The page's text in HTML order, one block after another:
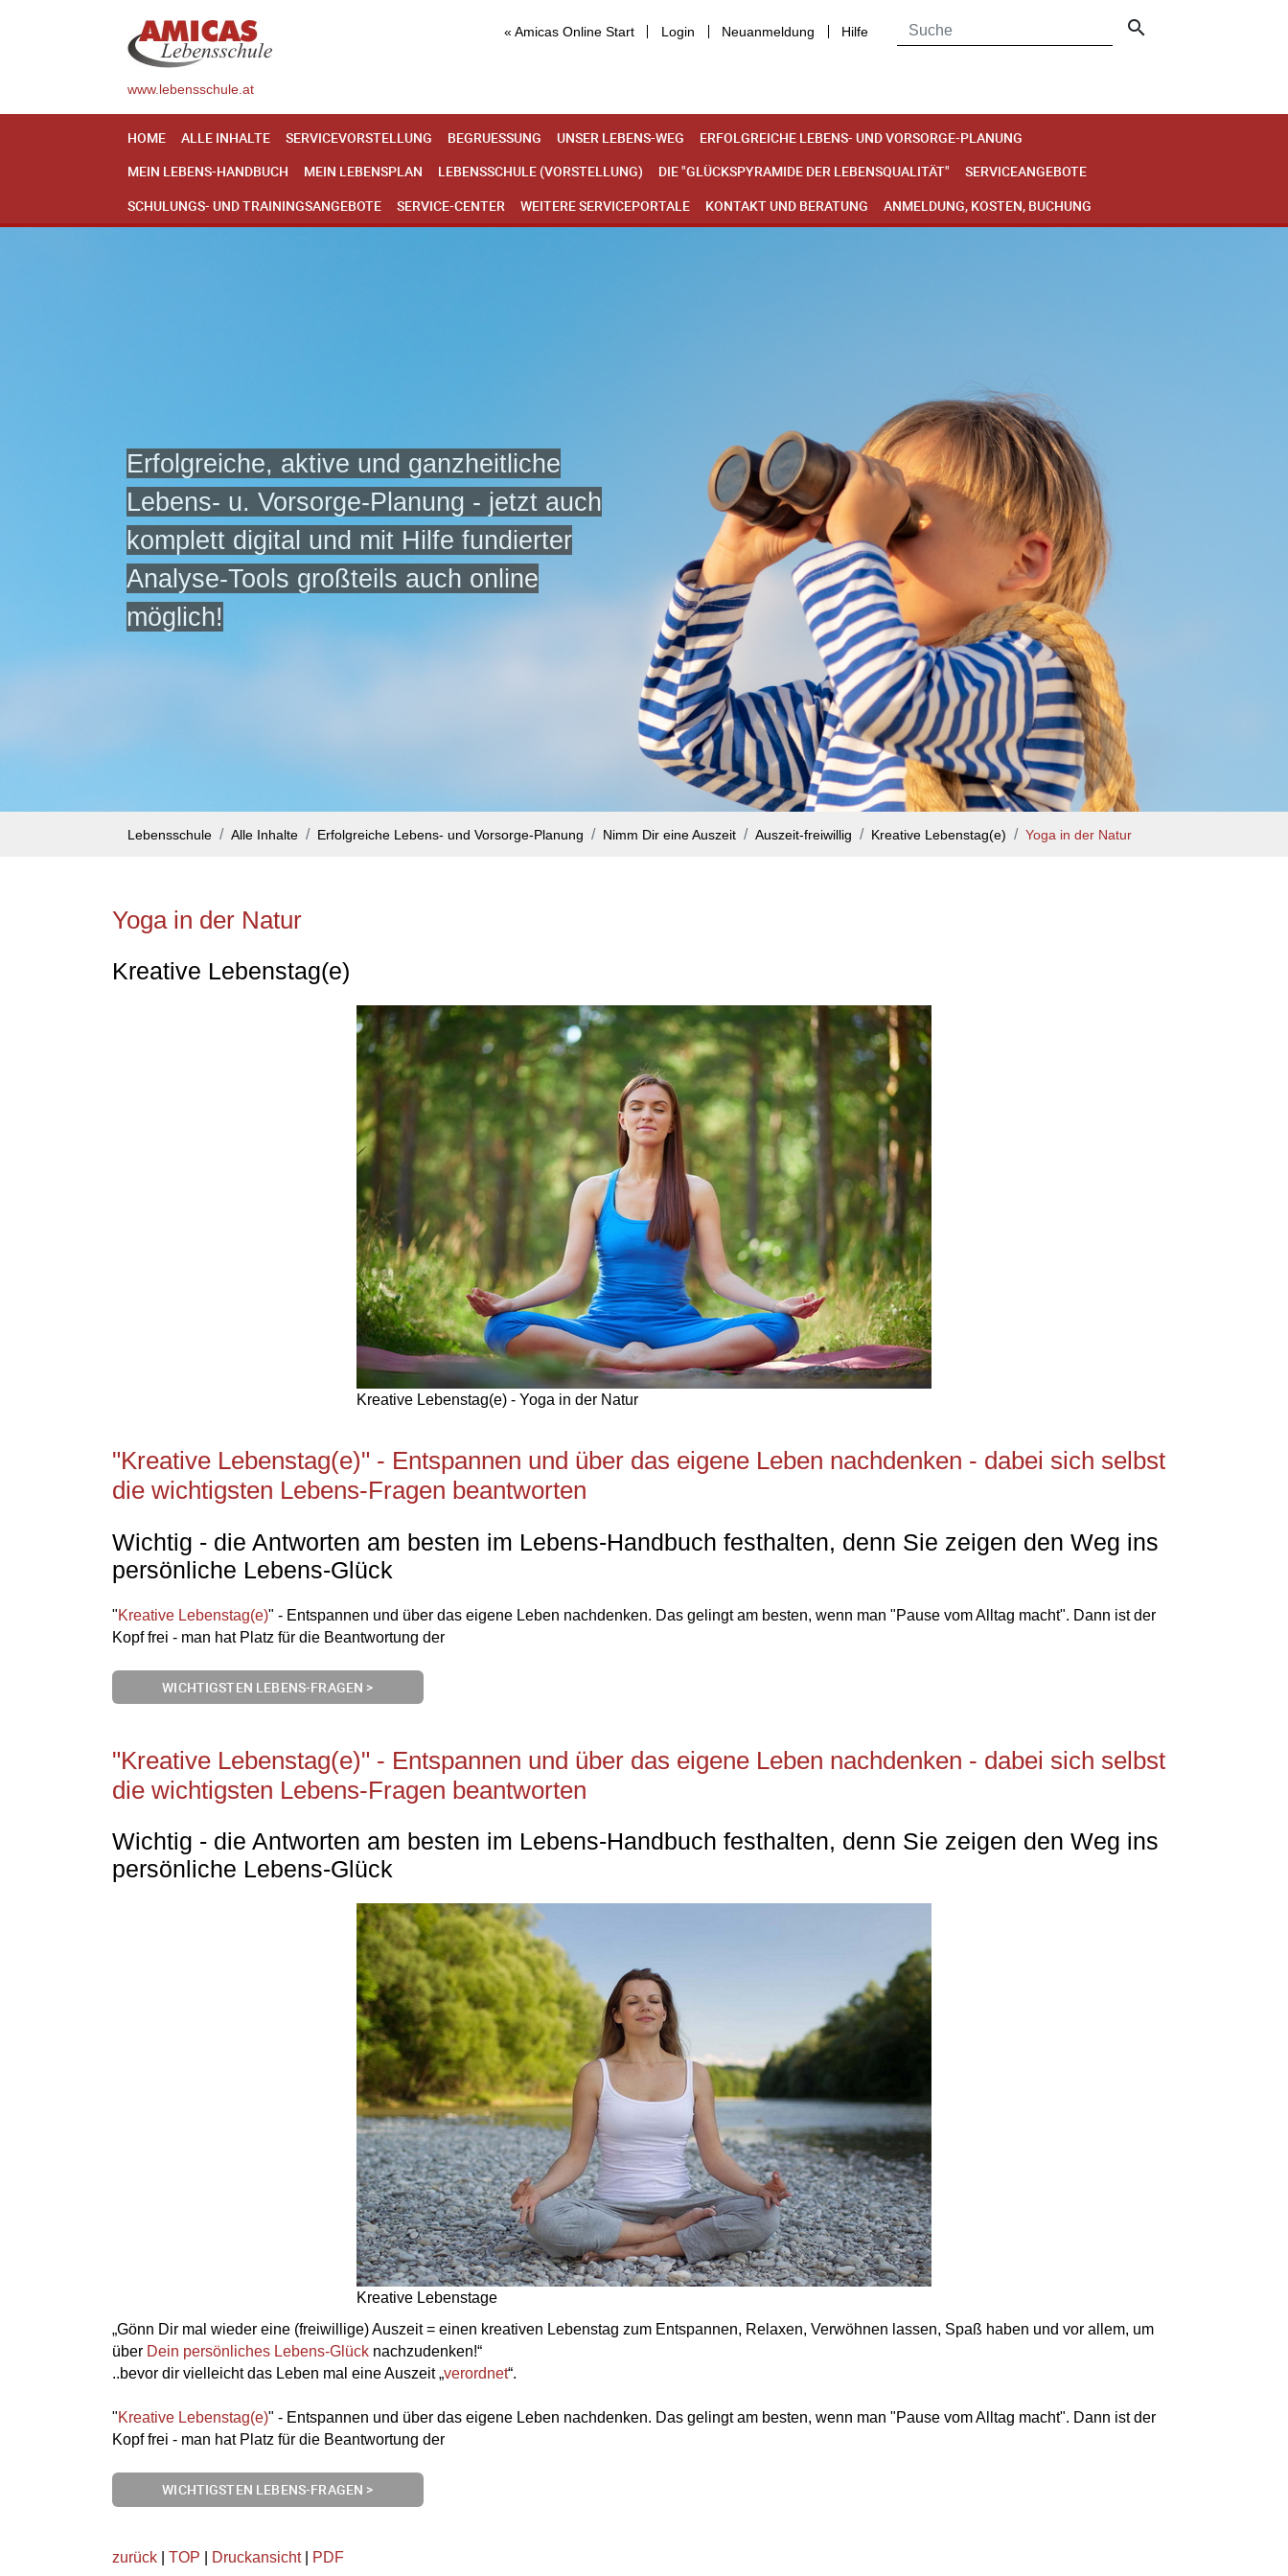
« Amicas Online Start Login Neuanmeldung Hilfe search
www.lebensschule.at
HOME ALLE INHALTE SERVICEVORSTELLUNG BEGRUESSUNG UNSER LEBENS-WEG
ERFOLGREICHE LEBENS- UND VORSORGE-PLANUNG
MEIN LEBENS-HANDBUCH
MEIN LEBENSPLAN LEBENSSCHULE (VORSTELLUNG) DIE "GLÜCKSPYRAMIDE DER LEBENSQUALITÄT"
SERVICEANGEBOTE
SCHULUNGS- UND TRAININGSANGEBOTE
SERVICE-CENTER WEITERE SERVICEPORTALE KONTAKT UND BERATUNG ANMELDUNG, KOSTEN, BUCHUNG
Erfolgreiche, aktive und ganzheitliche
Lebens- u. Vorsorge-Planung - jetzt auch
komplett digital und mit Hilfe fundierter
Analyse-Tools großteils auch online
möglich!
Lebensschule Alle Inhalte Erfolgreiche Lebens- und Vorsorge-Planung Nimm Dir eine Auszeit Auszeit-freiwillig Kreative Lebenstag(e) Yoga in der Natur
Yoga in der Natur
Kreative Lebenstag(e)
Kreative Lebenstag(e) - Yoga in der Natur
"Kreative Lebenstag(e)" - Entspannen und über das eigene Leben nachdenken - dabei sich selbst
die wichtigsten Lebens-Fragen beantworten
Wichtig - die Antworten am besten im Lebens-Handbuch festhalten, denn Sie zeigen den Weg ins
persönliche Lebens-Glück
"Kreative Lebenstag(e)" - Entspannen und über das eigene Leben nachdenken. Das gelingt am besten, wenn man "Pause vom Alltag macht". Dann ist der
Kopf frei - man hat Platz für die Beantwortung der
WICHTIGSTEN LEBENS-FRAGEN >
"Kreative Lebenstag(e)" - Entspannen und über das eigene Leben nachdenken - dabei sich selbst
die wichtigsten Lebens-Fragen beantworten
Wichtig - die Antworten am besten im Lebens-Handbuch festhalten, denn Sie zeigen den Weg ins
persönliche Lebens-Glück
Kreative Lebenstage
„Gönn Dir mal wieder eine (freiwillige) Auszeit = einen kreativen Lebenstag zum Entspannen, Relaxen, Verwöhnen lassen, Spaß haben und vor allem, um
über Dein persönliches Lebens-Glück nachzudenken!“
..bevor dir vielleicht das Leben mal eine Auszeit „verordnet“.
"Kreative Lebenstag(e)" - Entspannen und über das eigene Leben nachdenken. Das gelingt am besten, wenn man "Pause vom Alltag macht". Dann ist der
Kopf frei - man hat Platz für die Beantwortung der
WICHTIGSTEN LEBENS-FRAGEN >
zurück TOP Druckansicht| PDF